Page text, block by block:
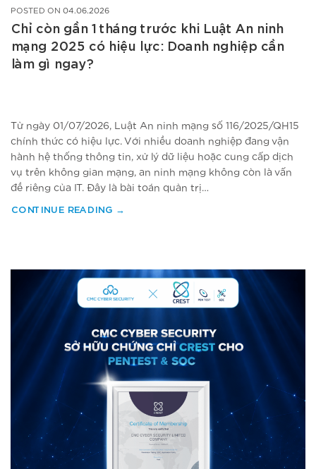
POSTED ON 04.06.2026
Chỉ còn gần 1 tháng trước khi Luật An ninh
mạng 2025 có hiệu lực: Doanh nghiệp cần
làm gì ngay?
Từ ngày 01/07/2026, Luật An ninh mạng số 116/2025/QH15
chính thức có hiệu lực. Với nhiều doanh nghiệp đang vận
hành hệ thống thông tin, xử lý dữ liệu hoặc cung cấp dịch
vụ trên không gian mạng, an ninh mạng không còn là vấn
đề riêng của IT. Đây là bài toán quản trị…
CONTINUE READING →